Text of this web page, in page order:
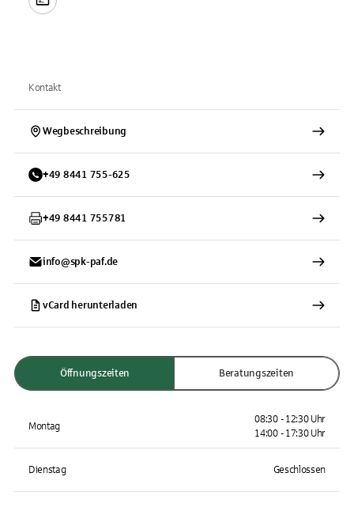
Kontakt
Wegbeschreibung
+49 8441 755-625
+49 8441 755781
info@spk-paf.de
vCard herunterladen
Öffnungszeiten Beratungszeiten
Montag
08:30 - 12:30 Uhr
14:00 - 17:30 Uhr
Dienstag Geschlossen